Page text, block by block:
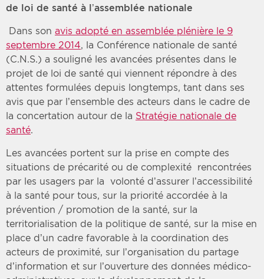
de loi de santé à l’assemblée nationale
Dans son avis adopté en assemblée plénière le 9
septembre 2014, la Conférence nationale de santé
(C.N.S.) a souligné les avancées présentes dans le
projet de loi de santé qui viennent répondre à des
attentes formulées depuis longtemps, tant dans ses
avis que par l’ensemble des acteurs dans le cadre de
la concertation autour de la Stratégie nationale de
santé.
Les avancées portent sur la prise en compte des
situations de précarité ou de complexité rencontrées
par les usagers par la volonté d’assurer l’accessibilité
à la santé pour tous, sur la priorité accordée à la
prévention / promotion de la santé, sur la
territorialisation de la politique de santé, sur la mise en
place d’un cadre favorable à la coordination des
acteurs de proximité, sur l’organisation du partage
d’information et sur l’ouverture des données médico-